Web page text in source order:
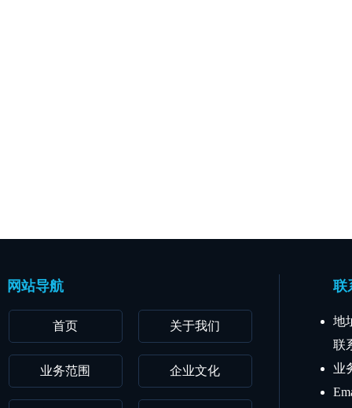
网站导航
首页 关于我们
业务范围 企业文化
联
地
联
业